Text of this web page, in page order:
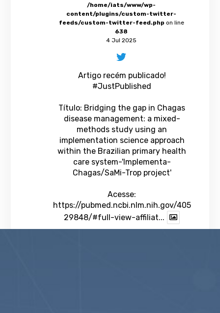
/home/iats/www/wp-
content/plugins/custom-twitter-
feeds/custom-twitter-feed.php on line
638
4 Jul 2025
Artigo recém publicado!
#JustPublished
Título: Bridging the gap in Chagas
disease management: a mixed-
methods study using an
implementation science approach
within the Brazilian primary health
care system-'Implementa-
Chagas/SaMi-Trop project'
Acesse:
https://pubmed.ncbi.nlm.nih.gov/405
29848/#full-view-affiliat...